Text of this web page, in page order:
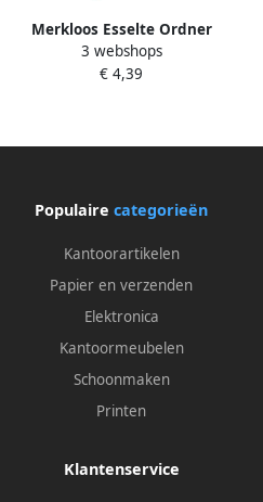
Merkloos Esselte Ordner
Power N° 1 Vivida ft A4 rug
van 5 cm groen
3 webshops
€ 4,39
Populaire categorieën
Kantoorartikelen
Papier en verzenden
Elektronica
Kantoormeubelen
Schoonmaken
Printen
Klantenservice